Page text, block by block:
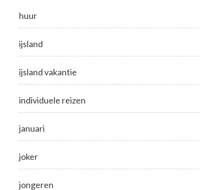
huur
ijsland
ijsland vakantie
individuele reizen
januari
joker
jongeren